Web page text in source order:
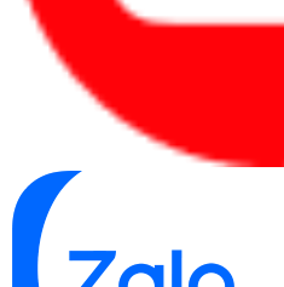
Kích thước và trọng
Brother thường có kích
với các loại máy in nhỏ
này có thể làm cho
nên không tiện lợi
3. Máy in laser đen trắng
không ?
Qua danh tiếng của Brother trên
dùng trên toàn thế giới, cùng với